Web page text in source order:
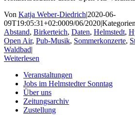
Von Katja Weber-Diedrich|2020-06-
09T19:05:31+02:0009/06/2020|Kategorien
Abstand, Birkerteich, Daten, Helmstedt,
Open Air, Pub-Musik, Sommerkonzerte,
Waldbad|
Weiterlesen
Veranstaltungen
Jobs im Helmstedter Sonntag
Über uns
Zeitungsarchiv
Zustellung